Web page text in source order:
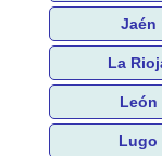
Jaén
La
León
Lugo